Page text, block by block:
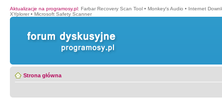
Aktualizacje na programosy.pl: Farbar Recovery Scan Tool • Monkey′s Audio • Internet
XYplorer • Microsoft Safety Scanner
Strona główna